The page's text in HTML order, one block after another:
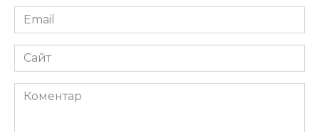
Email
*
Сайт
Коментар